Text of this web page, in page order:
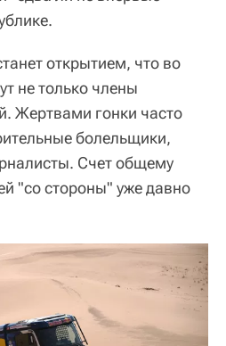
открытием, что во
не только члены
Жертвами гонки часто
болельщики,
Счет общему
"со стороны" уже давно